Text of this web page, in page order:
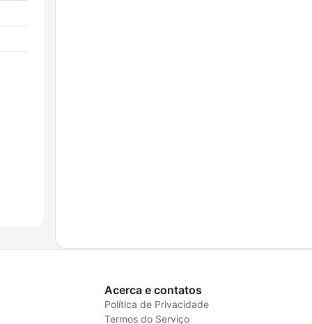
Acerca e contatos
Política de Privacidade
Termos do Serviço